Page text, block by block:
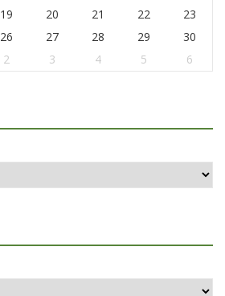
19 20 21 22
23
26 27 28 29
30
2 3 4 5 6